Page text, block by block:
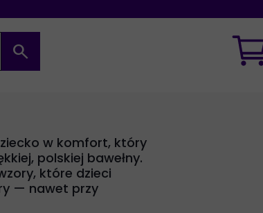
search
w komfort, który
polskiej bawełny.
które dzieci
— nawet przy